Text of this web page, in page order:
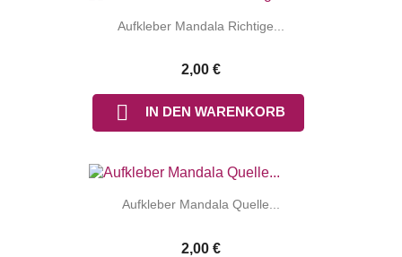
Aufkleber Mandala Richtige...
2,00 €
 IN DEN WARENKORB
Aufkleber Mandala Quelle...
2,00 €